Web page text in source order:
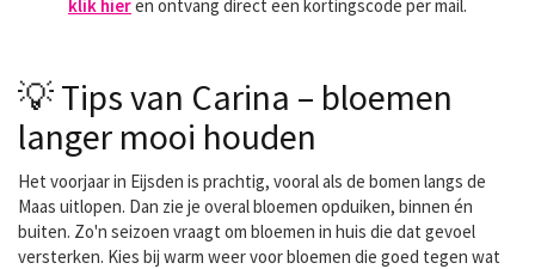
klik hieren ontvang direct een kortingscode per mail.
💡 Tips van Carina – bloemen
langer mooi houden
Het voorjaar in Eijsden is prachtig, vooral als de bomen langs de
Maas uitlopen. Dan zie je overal bloemen opduiken, binnen én
buiten. Zo'n seizoen vraagt om bloemen in huis die dat gevoel
versterken. Kies bij warm weer voor bloemen die goed tegen wat